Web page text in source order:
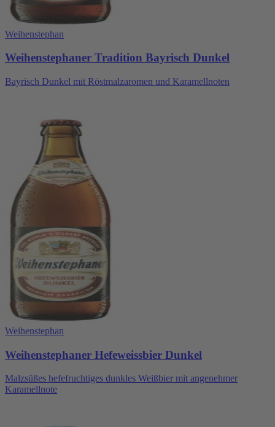
Weihenstephan
Weihenstephaner Tradition Bayrisch Dunkel
Bayrisch Dunkel mit Röstmalzaromen und Karamellnoten
Weihenstephan
Weihenstephaner Hefeweissbier Dunkel
Malzsüßes hefefruchtiges dunkles Weißbier mit angenehmer
Karamellnote